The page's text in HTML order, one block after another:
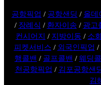
공항픽업 / 공항샌딩 / 올데
/ 장례식 / 환자이송 / 광고
컨시어지 / 지방이동 / 소
피켓서비스 / 외국인픽업 /
행콜밴 / 골프콜밴 / 웨딩
천공항픽업 / 김포공항샌
김